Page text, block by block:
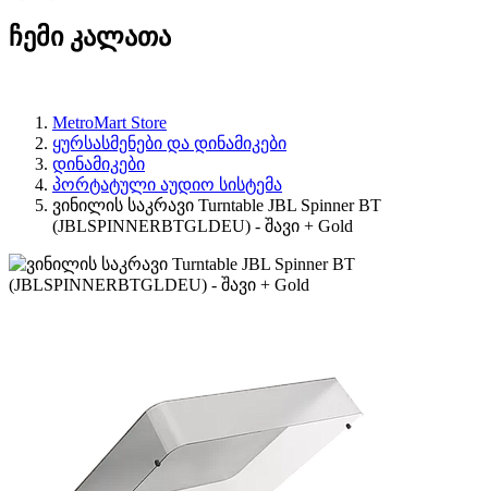
ჩემი კალათა
MetroMart Store
ყურსასმენები და დინამიკები
დინამიკები
პორტატული აუდიო სისტემა
ვინილის საკრავი Turntable JBL Spinner BT
(JBLSPINNERBTGLDEU) - შავი + Gold